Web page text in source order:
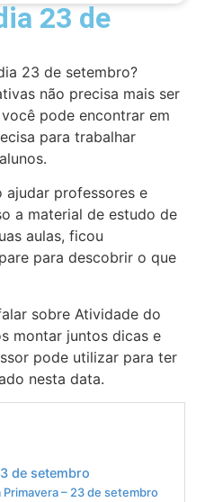
23 de
23 de setembro?
não precisa mais ser
pode encontrar em
para trabalhar
ajudar professores e
a material de estudo de
aulas, ficou
para descobrir o que
sobre Atividade do
montar juntos dicas e
pode utilizar para ter
nesta data.
de setembro
– 23 de setembro